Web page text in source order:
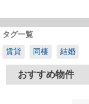
タグ一覧
賃貸
同棲 結婚
おすすめ物件